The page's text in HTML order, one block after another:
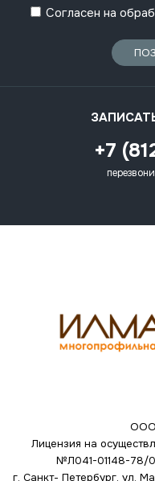
Согласен на
+7
Лицензия на
№Л041-01148-78/
г. Санкт- Петербург, ул.